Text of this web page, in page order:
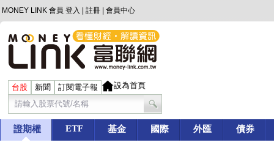
MONEY LINK 會員 登入 註冊 會員中心
台股 新聞 訂閱電子報 設為首頁
證期權 ETF 基金 國際 外匯 債券